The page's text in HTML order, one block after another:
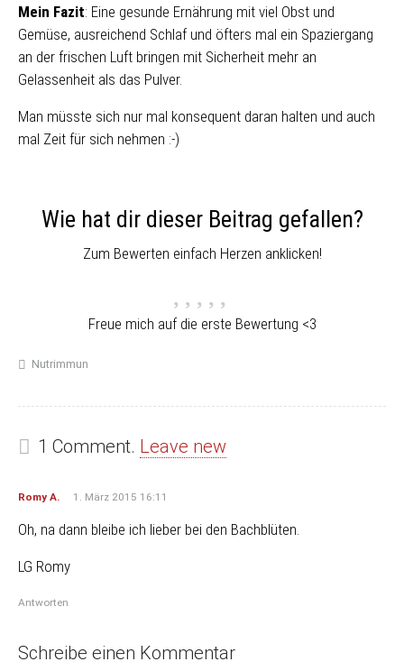
Mein Fazit: Eine gesunde Ernährung mit viel Obst und
Gemüse, ausreichend Schlaf und öfters mal ein Spaziergang
an der frischen Luft bringen mit Sicherheit mehr an
Gelassenheit als das Pulver.
Man müsste sich nur mal konsequent daran halten und auch
mal Zeit für sich nehmen :-)
Wie hat dir dieser Beitrag gefallen?
Zum Bewerten einfach Herzen anklicken!
Freue mich auf die erste Bewertung <3
Nutrimmun
1 Comment. Leave new
Romy A. 1. März 2015 16:11
Oh, na dann bleibe ich lieber bei den Bachblüten.
LG Romy
Antworten
Schreibe einen Kommentar